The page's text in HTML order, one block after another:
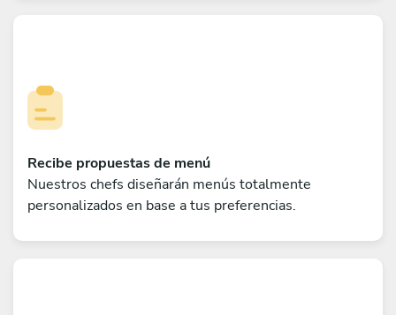
Recibe propuestas de menú
Nuestros chefs diseñarán menús totalmente
personalizados en base a tus preferencias.